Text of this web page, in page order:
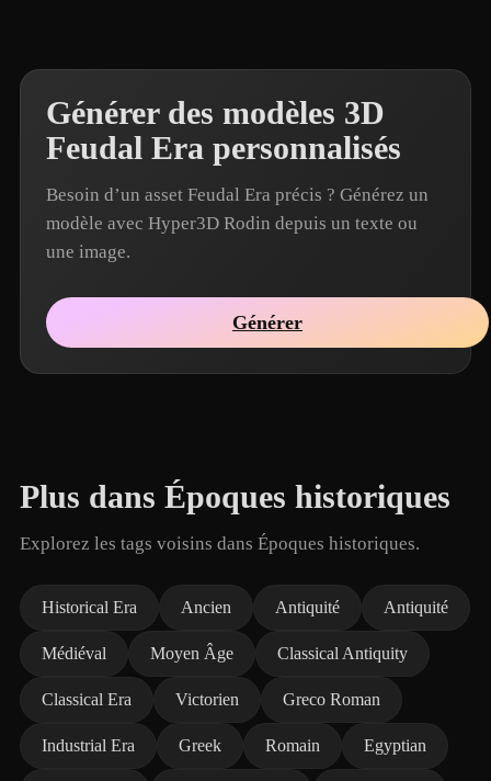
Générer des modèles 3D
Feudal Era personnalisés
Besoin d’un asset Feudal Era précis ? Générez un
modèle avec Hyper3D Rodin depuis un texte ou
une image.
Générer
Plus dans Époques historiques
Explorez les tags voisins dans Époques historiques.
Historical Era Ancien Antiquité Antiquité
Médiéval Moyen Âge Classical Antiquity
Classical Era Victorien Greco Roman
Industrial Era Greek Romain Egyptian